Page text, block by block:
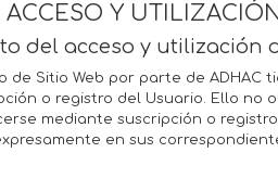
Y
del acceso y utilización
de Sitio Web por parte de
o registro del Usuario. Ello no
mediante suscripción o
en sus